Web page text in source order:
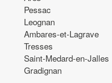
Pessac
Leognan
Ambares-et-Lagrave
Tresses
Saint-Medard-en-Jalles
Gradignan